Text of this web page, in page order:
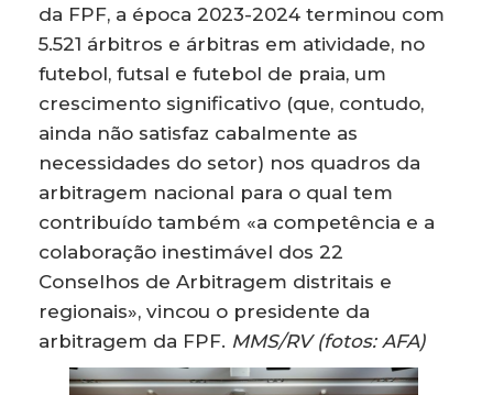
da FPF, a época 2023-2024 terminou com
5.521 árbitros e árbitras em atividade, no
futebol, futsal e futebol de praia, um
crescimento significativo (que, contudo,
ainda não satisfaz cabalmente as
necessidades do setor) nos quadros da
arbitragem nacional para o qual tem
contribuído também «a competência e a
colaboração inestimável dos 22
Conselhos de Arbitragem distritais e
regionais», vincou o presidente da
arbitragem da FPF. MMS/RV (fotos: AFA)